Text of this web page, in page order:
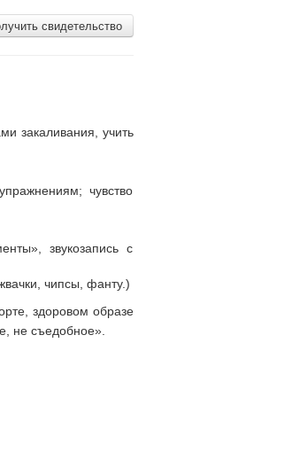
свидетельство
закаливания, учить
чувство
звукозапись с
чипсы, фанту.)
здоровом образе
не съедобное».